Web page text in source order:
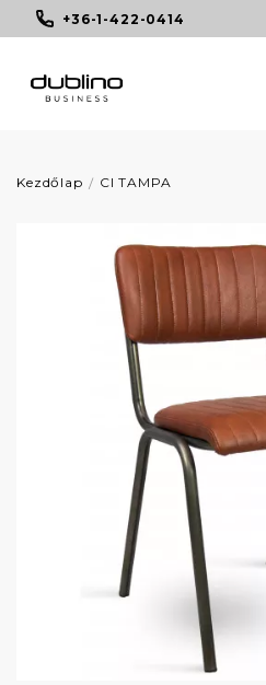
+36-1-422-0414
Kezdőlap CI TAMPA